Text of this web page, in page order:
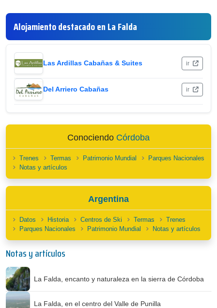
Alojamiento destacado en La Falda
Las Ardillas Cabañas & Suites ir
Del Arriero Cabañas ir
Conociendo Córdoba
Trenes Termas Patrimonio Mundial
Parques Nacionales
Notas y artículos
Argentina
Datos Historia Centros de Ski Termas
Trenes
Parques Nacionales
Patrimonio Mundial Notas y artículos
Notas y artículos
La Falda, encanto y naturaleza en la sierra de Córdoba
La Falda, en el centro del Valle de Punilla